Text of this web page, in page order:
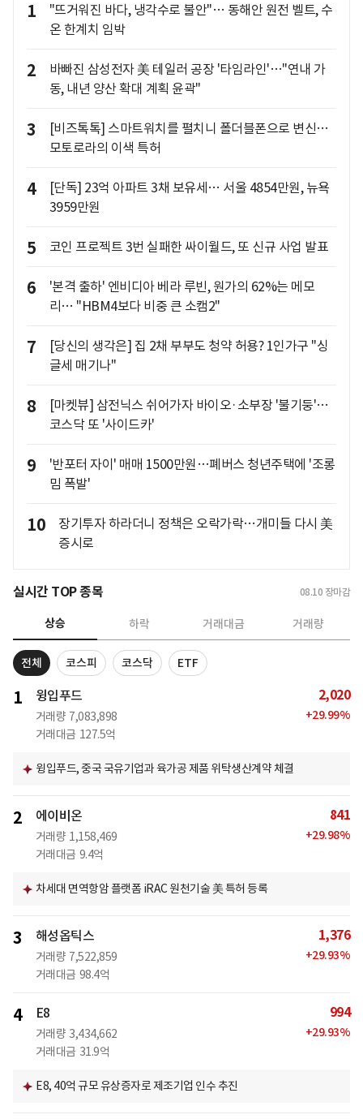
1
"뜨거워진 바다, 냉각수로 불안"… 동해안 원전 벨트, 수
온 한계치 임박
2
바빠진 삼성전자 美 테일러 공장 '타임라인'…"연내 가
동, 내년 양산 확대 계획 윤곽"
3
[비즈톡톡] 스마트워치를 펼치니 폴더블폰으로 변신…
모토로라의 이색 특허
4
[단독] 23억 아파트 3채 보유세… 서울 4854만원, 뉴욕
3959만원
5 코인 프로젝트 3번 실패한 싸이월드, 또 신규 사업 발표
6
'본격 출하' 엔비디아 베라 루빈, 원가의 62%는 메모
리… "HBM4보다 비중 큰 소캠2"
7
[당신의 생각은] 집 2채 부부도 청약 허용? 1인가구 "싱
글세 매기나"
8
[마켓뷰] 삼전닉스 쉬어가자 바이오·소부장 '불기둥'…
코스닥 또 '사이드카'
9
'반포터 자이' 매매 1500만원…폐버스 청년주택에 '조롱
밈 폭발'
10
장기투자 하라더니 정책은 오락가락…개미들 다시 美
증시로
실시간 TOP 종목 08.10 장마감
상승 하락 거래대금 거래량
전체 코스피 코스닥 ETF
1 윙입푸드
거래량 7,083,898
거래대금 127.5억
2,020
+29.99%
윙입푸드, 중국 국유기업과 육가공 제품 위탁생산계약 체결
2 에이비온
거래량 1,158,469
거래대금 9.4억
841
+29.98%
차세대 면역항암 플랫폼 iRAC 원천기술 美 특허 등록
3 해성옵틱스
거래량 7,522,859
거래대금 98.4억
1,376
+29.93%
4 E8
거래량 3,434,662
거래대금 31.9억
994
+29.93%
E8, 40억 규모 유상증자로 제조기업 인수 추진